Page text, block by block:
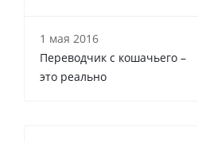
1 мая 2016
Переводчик с кошачьего –
это реально